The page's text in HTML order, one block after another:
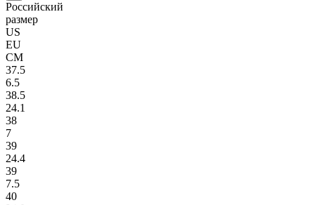
Российский
размер
US
EU
СМ
37.5
6.5
38.5
24.1
38
7
39
24.4
39
7.5
40